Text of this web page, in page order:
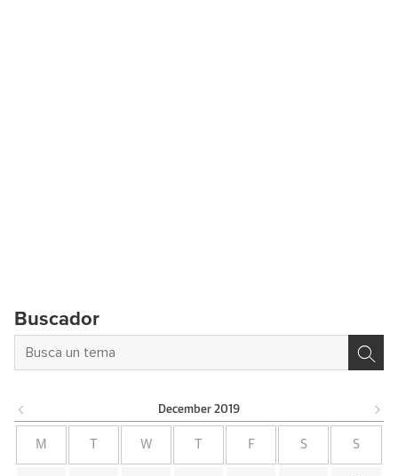
Buscador
December 2019
M W F S S